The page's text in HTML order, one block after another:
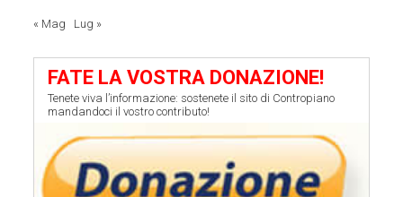
« Mag Lug »
FATE LA VOSTRA DONAZIONE!
Tenete viva l’informazione: sostenete il sito di Contropiano
mandandoci il vostro contributo!